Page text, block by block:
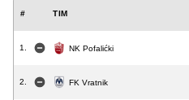
# TIM
1. NK Pofalićki
2. FK Vratnik